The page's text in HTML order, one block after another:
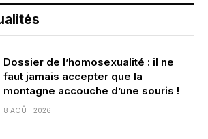
Dossier de l’homosexualité : il ne
faut jamais accepter que la
montagne accouche d’une souris !
8 AOÛT 2026